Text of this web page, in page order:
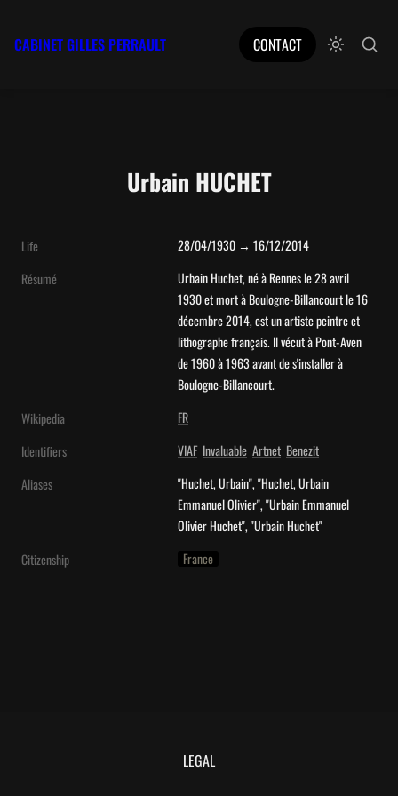
CABINET GILLES PERRAULT CONTACT
Urbain HUCHET
Life
28/04/1930 → 16/12/2014
Résumé
Urbain Huchet, né à Rennes le 28 avril
1930 et mort à Boulogne-Billancourt le 16
décembre 2014, est un artiste peintre et
lithographe français. Il vécut à Pont-Aven
de 1960 à 1963 avant de s'installer à
Boulogne-Billancourt.
Wikipedia
FR
Identifiers
VIAF Invaluable Artnet Benezit
Aliases
"Huchet, Urbain", "Huchet, Urbain
Emmanuel Olivier", "Urbain Emmanuel
Olivier Huchet", "Urbain Huchet"
Citizenship
France
LEGAL